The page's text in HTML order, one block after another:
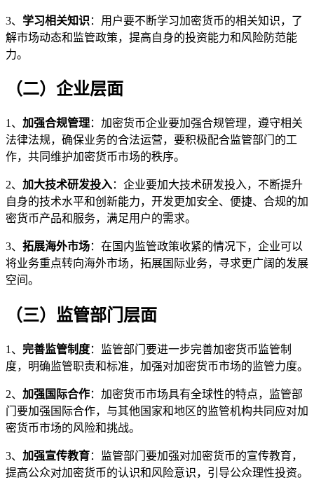
3、 学习相关知识 ：用户要不断学习加密货币的相关知识，了
解市场动态和监管政策，提高自身的投资能力和风险防范能
力。
（二）企业层面
1、 加强合规管理：加密货币企业要加强合规管理，遵守相关
法律法规，确保业务的合法运营，要积极配合监管部门的工
作，共同维护加密货币市场的秩序。
2、 加大技术研发投入：企业要加大技术研发投入，不断提升
自身的技术水平和创新能力，开发更加安全、便捷、合规的加
密货币产品和服务，满足用户的需求。
3、 拓展海外市场：在国内监管政策收紧的情况下，企业可以
将业务重点转向海外市场，拓展国际业务，寻求更广阔的发展
空间。
（三）监管部门层面
1、 完善监管制度：监管部门要进一步完善加密货币监管制
度，明确监管职责和标准，加强对加密货币市场的监管力度。
2、 加强国际合作：加密货币市场具有全球性的特点，监管部
门要加强国际合作，与其他国家和地区的监管机构共同应对加
密货币市场的风险和挑战。
3、 加强宣传教育：监管部门要加强对加密货币的宣传教育，
提高公众对加密货币的认识和风险意识，引导公众理性投资。